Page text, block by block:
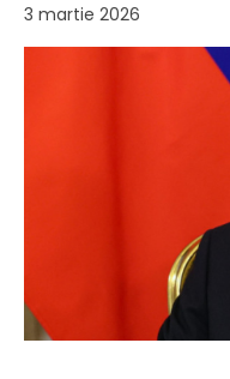
3 martie 2026